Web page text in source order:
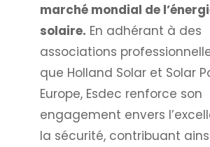
marché mondial de
solaire. En adhérant à des
associations
que Holland Solar et Solar
Europe, Esdec renforce son
engagement envers
la sécurité, contribuant